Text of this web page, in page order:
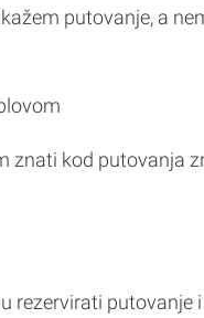
putovanje, a
znati kod putovanja
rezervirati putovanje